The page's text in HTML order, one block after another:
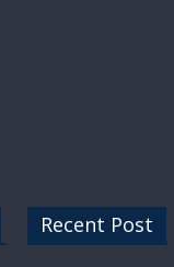
Recent Post